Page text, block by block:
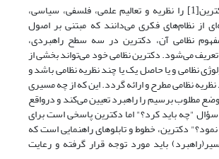
در معنای عام، دکترین[1] را نظریه و تعالیم علمی، فلسفی، سیاسی،
از نظام‌های فکری می‌دانند که مبتنی بر اصول
نظامی آن، دکترین در سه سطح راهبردی،
تعریف می‌شود. دکترین نظامی خود می‌تواند بخشی از
نظامی و یا حاصل یک یا چند نظریه نظامی باشد و
نظامی مطرح و ارائه گردد. این که از چه مسیری
مطلوب برسیم را راهبرد تعیین می‌کند و درواقع
"چه باید کرد؟" اما دکترین پاسخی است برای
دکترین، خطوط و تابلوهای راهنمایی است که
باید مورد توجه قرار گرفته و رعایت